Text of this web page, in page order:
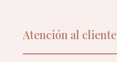
Atención al cliente